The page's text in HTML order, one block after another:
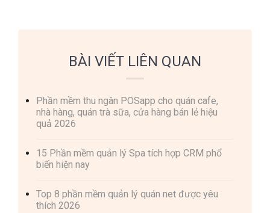
BÀI VIẾT LIÊN QUAN
Phần mềm thu ngân POSapp cho quán cafe,
nhà hàng, quán trà sữa, cửa hàng bán lẻ hiệu
quả 2026
15 Phần mềm quản lý Spa tích hợp CRM phổ
biến hiện nay
Top 8 phần mềm quản lý quán net được yêu
thích 2026